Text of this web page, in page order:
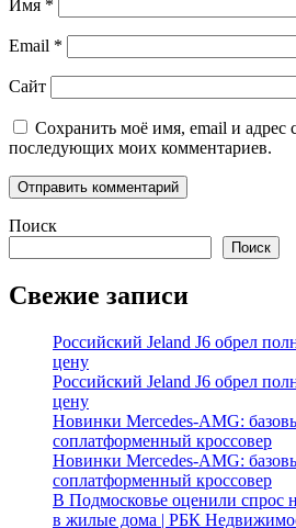
Имя *
Email *
Сайт
Сохранить моё имя, email и адрес
последующих моих комментариев.
Поиск
Поиск
Свежие записи
Российский Jeland J6 обрел
цену
Российский Jeland J6 обрел
цену
Новинки Mercedes-AMG:
соплатформенный кроссовер
Новинки Mercedes-AMG:
соплатформенный кроссовер
В Подмосковье оценили спрос
в жилые дома | РБК